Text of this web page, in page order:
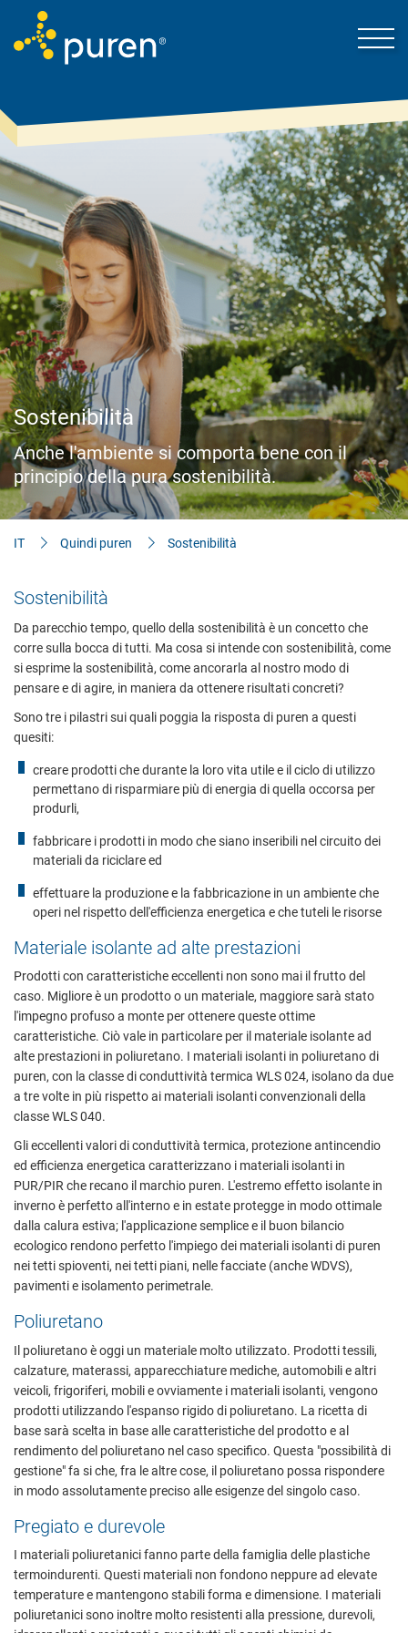
Quindi puren
Soluzioni
Scaricamento
Contatto
Sostenibilità
Anche l'ambiente si comporta bene con il
principio della pura sostenibilità.
IT Quindi puren Sostenibilità
Sostenibilità
Da parecchio tempo, quello della sostenibilità è un concetto che
corre sulla bocca di tutti. Ma cosa si intende con sostenibilità, come
si esprime la sostenibilità, come ancorarla al nostro modo di
pensare e di agire, in maniera da ottenere risultati concreti?
Sono tre i pilastri sui quali poggia la risposta di puren a questi
quesiti:
creare prodotti che durante la loro vita utile e il ciclo di utilizzo
permettano di risparmiare più di energia di quella occorsa per
produrli,
fabbricare i prodotti in modo che siano inseribili nel circuito dei
materiali da riciclare ed
effettuare la produzione e la fabbricazione in un ambiente che
operi nel rispetto dell'efficienza energetica e che tuteli le risorse
Materiale isolante ad alte prestazioni
Prodotti con caratteristiche eccellenti non sono mai il frutto del
caso. Migliore è un prodotto o un materiale, maggiore sarà stato
l'impegno profuso a monte per ottenere queste ottime
caratteristiche. Ciò vale in particolare per il materiale isolante ad
alte prestazioni in poliuretano. I materiali isolanti in poliuretano di
puren, con la classe di conduttività termica WLS 024, isolano da due
a tre volte in più rispetto ai materiali isolanti convenzionali della
classe WLS 040.
Gli eccellenti valori di conduttività termica, protezione antincendio
ed efficienza energetica caratterizzano i materiali isolanti in
PUR/PIR che recano il marchio puren. L'estremo effetto isolante in
inverno è perfetto all'interno e in estate protegge in modo ottimale
dalla calura estiva; l'applicazione semplice e il buon bilancio
ecologico rendono perfetto l'impiego dei materiali isolanti di puren
nei tetti spioventi, nei tetti piani, nelle facciate (anche WDVS),
pavimenti e isolamento perimetrale.
Poliuretano
Il poliuretano è oggi un materiale molto utilizzato. Prodotti tessili,
calzature, materassi, apparecchiature mediche, automobili e altri
veicoli, frigoriferi, mobili e ovviamente i materiali isolanti, vengono
prodotti utilizzando l'espanso rigido di poliuretano. La ricetta di
base sarà scelta in base alle caratteristiche del prodotto e al
rendimento del poliuretano nel caso specifico. Questa "possibilità di
gestione" fa si che, fra le altre cose, il poliuretano possa rispondere
in modo assolutamente preciso alle esigenze del singolo caso.
Pregiato e durevole
I materiali poliuretanici fanno parte della famiglia delle plastiche
termoindurenti. Questi materiali non fondono neppure ad elevate
temperature e mantengono stabili forma e dimensione. I materiali
poliuretanici sono inoltre molto resistenti alla pressione, durevoli,